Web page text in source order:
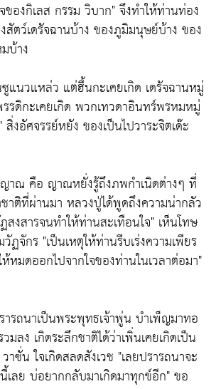
องกิเลส กรรม วิบาก" จึงทำให้ท่านท่อง
สัตว์เดรัจฉานบ้าง ของภูมิมนุษย์บ้าง ของ
บ้าง
แนวแหล่ว แต่ฮี้นกะเคยเกิด เดรัจฉานหมู่
รรดิกะเคยเกิด พวกเทวดาอินทร์พรหมหมู่
งอัศจรรย์หยัง ของเป็นไปวาระจิตเด๊ะ
าณ คือ ญาณหยั่งรู้ถึงภพกำเนิดต่างๆ ที่
าติที่ผ่านมา หลวงปู่ได้พูดถึงความน่ากลัว
สงสารจนทำให้ท่านสะเทือนใจ" เห็นโทษ
ฏจักร "เป็นเหตุให้ท่านรีบเร่งความเพียร
หมดออกไปจากใจของท่านในเวลาต่อมา"
รถนาเป็นพระพุทธเจ้าพู่น บำเพ็ญมาทอ
มลง เกิดระลึกชาติได้ว่าเพิ่นเคยเกิดเป็น
ซั่น ใจเกิดสลดสังเวช "เลยปรารถนาจะ
เลย บ่อยากกลับมาเกิดมาทุกข์อีก" ขอ